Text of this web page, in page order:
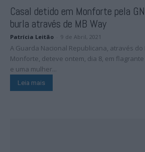
Casal detido em Monforte pela
burla através de MB Way
Patrícia Leitão 9 de Abril, 2021
A Guarda Nacional Republicana, através
Monforte, deteve ontem, dia 8, em
e uma mulher...
Leia mais